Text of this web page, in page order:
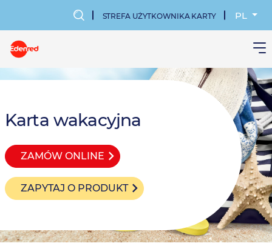
MENU
KONTA
STREFA UŻYTKOWNIKA KARTY PL
Karta wakacyjna
ZAMÓW ONLINE
ZAPYTAJ O PRODUKT